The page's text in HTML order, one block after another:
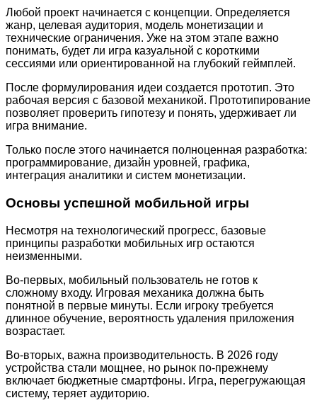
Любой проект начинается с концепции. Определяется
жанр, целевая аудитория, модель монетизации и
технические ограничения. Уже на этом этапе важно
понимать, будет ли игра казуальной с короткими
сессиями или ориентированной на глубокий геймплей.
После формулирования идеи создается прототип. Это
рабочая версия с базовой механикой. Прототипирование
позволяет проверить гипотезу и понять, удерживает ли
игра внимание.
Только после этого начинается полноценная разработка:
программирование, дизайн уровней, графика,
интеграция аналитики и систем монетизации.
Основы успешной мобильной игры
Несмотря на технологический прогресс, базовые
принципы разработки мобильных игр остаются
неизменными.
Во-первых, мобильный пользователь не готов к
сложному входу. Игровая механика должна быть
понятной в первые минуты. Если игроку требуется
длинное обучение, вероятность удаления приложения
возрастает.
Во-вторых, важна производительность. В 2026 году
устройства стали мощнее, но рынок по-прежнему
включает бюджетные смартфоны. Игра, перегружающая
систему, теряет аудиторию.